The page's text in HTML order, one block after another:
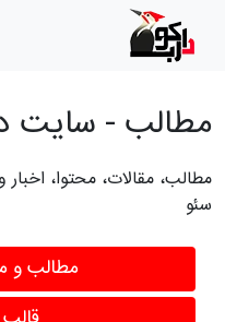
مطالب - سایت
مطالب، مقالات، محتوا،
سئو
مطالب و